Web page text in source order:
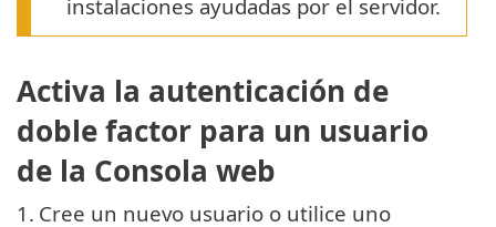
instalaciones ayudadas por el servidor.
Activa la autenticación de
doble factor para un usuario
de la Consola web
1. Cree un nuevo usuario o utilice uno